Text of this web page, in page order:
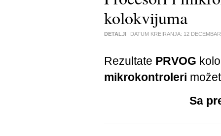
kolokvijuma
DETALJI DATUM KREIRANJA: 12
Rezultate PRVOG
mikrokontroleri
Sa